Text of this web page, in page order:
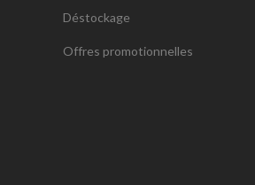
Déstockage
Offres promotionnelles